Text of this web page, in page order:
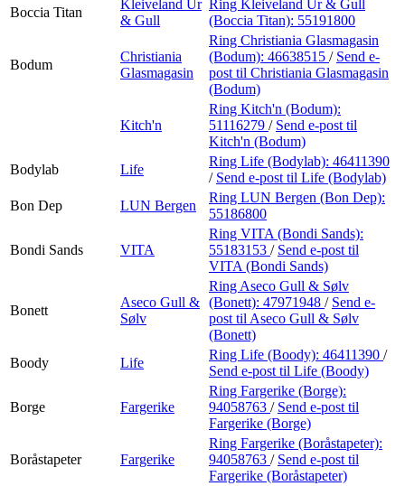
Boccia Titan
Kleiveland Ur
& Gull
Ring Kleiveland Ur & Gull
(Boccia Titan): 55191800
Bodum
Christiania
Glasmagasin
Ring Christiania Glasmagasin
(Bodum): 46638515 / Send e-
post til Christiania Glasmagasin
(Bodum)
Kitch'n
Ring Kitch'n (Bodum):
51116279 / Send e-post til
Kitch'n (Bodum)
Bodylab
Life
Ring Life (Bodylab): 46411390
/ Send e-post til Life (Bodylab)
Bon Dep
LUN Bergen
Ring LUN Bergen (Bon Dep):
55186800
Bondi Sands VITA
Ring VITA (Bondi Sands):
55183153 / Send e-post til
VITA (Bondi Sands)
Bonett
Aseco Gull &
Sølv
Ring Aseco Gull & Sølv
(Bonett): 47971948 / Send e-
post til Aseco Gull & Sølv
(Bonett)
Boody
Life
Ring Life (Boody): 46411390 /
Send e-post til Life (Boody)
Borge Fargerike
Ring Fargerike (Borge):
94058763 / Send e-post til
Fargerike (Borge)
Boråstapeter Fargerike
Ring Fargerike (Boråstapeter):
94058763 / Send e-post til
Fargerike (Boråstapeter)